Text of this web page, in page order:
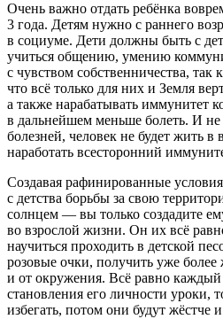
Очень важно отдать ребёнка
3 года. Детям нужно с раннего
в социуме. Дети должны быть с
учиться общению, умению
с чувством собственничества,
что всё только для них и Земля
а также нарабатывать иммунитет
в дальнейшем меньше болеть. И не
болезней, человек не будет жить в
наработать всесторонний
Создавая рафинированные
с детства борьбы за свою
солнцем — вы только создадите
во взрослой жизни. Он их всё
научиться проходить в детской
розовые очки, получить уже
и от окружения. Всё равно
становления его личности уроки,
избегать, потом они будут жёстче